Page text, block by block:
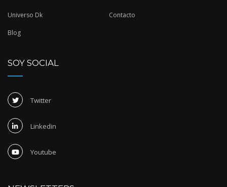
Universo Dk Contacto
Blog
SOY SOCIAL
Twitter
Linkedin
Youtube